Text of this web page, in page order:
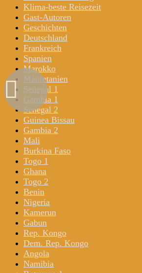
Klima-beste Reisezeit
Gast-Autoren
Geschichten
Deutschland
Frankreich
Spanien
Marokko
Mauretanien
Senegal 1
Gambia 1
Senegal 2
Guinea Bissau
Gambia 2
Mali
Burkina Faso
Togo 1
Ghana
Togo 2
Benin
Nigeria
Kamerun
Gabun
Rep. Kongo
Dem. Rep. Kongo
Angola
Namibia